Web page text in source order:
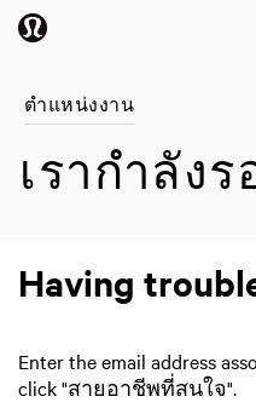
ตำแหน่งงาน
เรากำลัง
Having
Enter the email address
click "สายอาชีพที่สนใจ".